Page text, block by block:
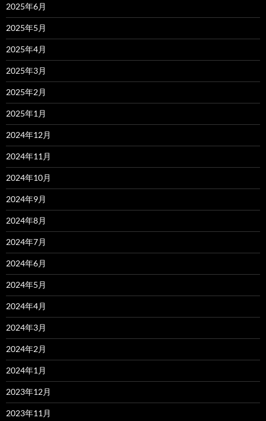
2025年6月
2025年5月
2025年4月
2025年3月
2025年2月
2025年1月
2024年12月
2024年11月
2024年10月
2024年9月
2024年8月
2024年7月
2024年6月
2024年5月
2024年4月
2024年3月
2024年2月
2024年1月
2023年12月
2023年11月